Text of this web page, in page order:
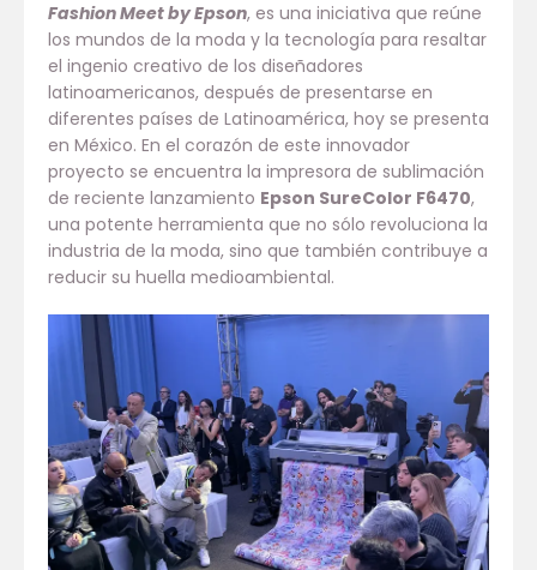
Fashion Meet by Epson, es una iniciativa que reúne
los mundos de la moda y la tecnología para resaltar
el ingenio creativo de los diseñadores
latinoamericanos, después de presentarse en
diferentes países de Latinoamérica, hoy se presenta
en México. En el corazón de este innovador
proyecto se encuentra la impresora de sublimación
de reciente lanzamiento Epson SureColor F6470,
una potente herramienta que no sólo revoluciona la
industria de la moda, sino que también contribuye a
reducir su huella medioambiental.